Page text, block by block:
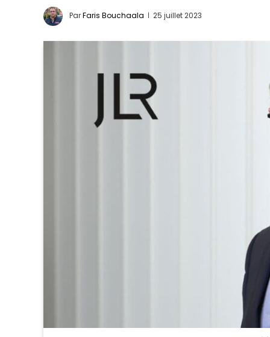
ParFaris Bouchaala 25 juillet 2023